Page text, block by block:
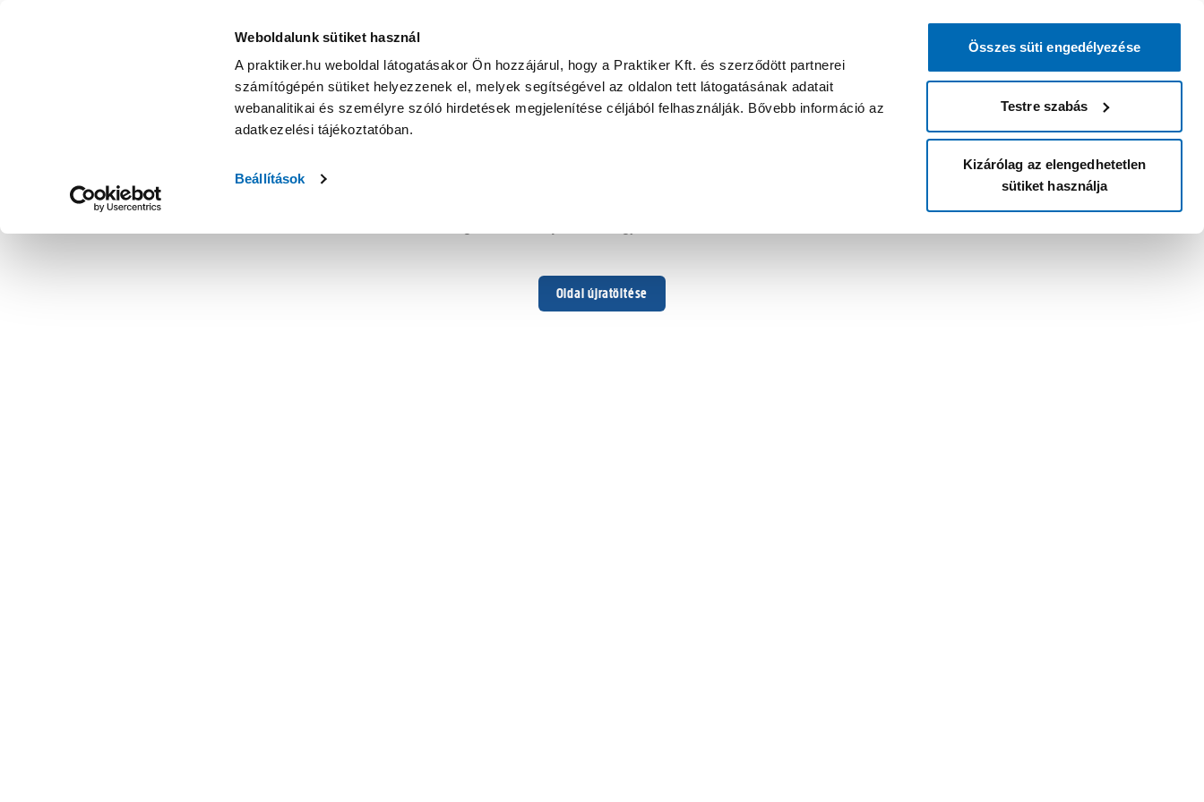
Weboldalunk sütiket használ
A praktiker.hu weboldal látogatásakor Ön hozzájárul, hogy a Praktiker Kft. és szerződött partnerei
számítógépén sütiket helyezzenek el, melyek segítségével az oldalon tett látogatásának adatait
webanalitikai és személyre szóló hirdetések megjelenítése céljából felhasználják. Bővebb információ az
adatkezelési tájékoztatóban.
Beállítások
Összes süti engedélyezése
Testre szabás
Kizárólag az elengedhetetlen
sütiket használja
Oldal újratöltése